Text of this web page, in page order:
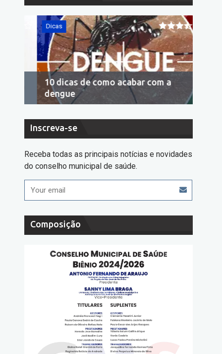
Dicas
10 dicas de como acabar com a
dengue
Inscreva-se
Receba todas as principais notícias e novidades
do conselho municipal de saúde.
Composição